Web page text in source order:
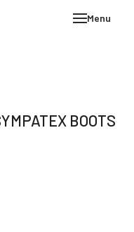
Menu
BOOTS